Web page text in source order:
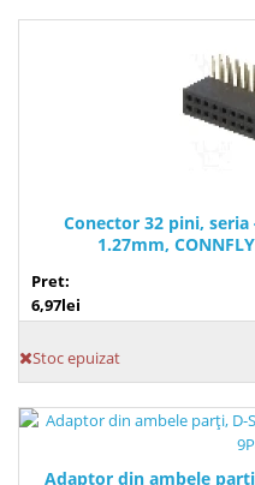
Conector 32 pini,
1.27mm,
Pret:
6,97lei
Stoc epuizat
Adaptor din ambele